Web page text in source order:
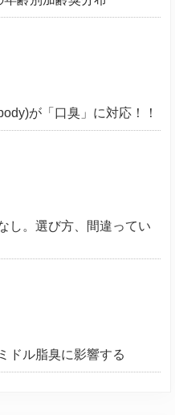
が「口臭」に対応！！
し。選び方、間違ってい
ドル脂臭に影響する